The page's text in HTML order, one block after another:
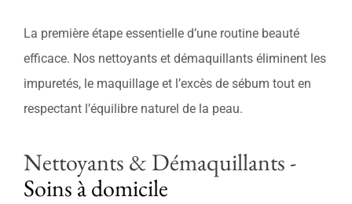
Solaire
Éditions limitées
La première étape essentielle d’une routine beauté
efficace. Nos nettoyants et démaquillants éliminent les
impuretés, le maquillage et l’excès de sébum tout en
respectant l’équilibre naturel de la peau.
Nettoyants & Démaquillants -
Soins à domicile